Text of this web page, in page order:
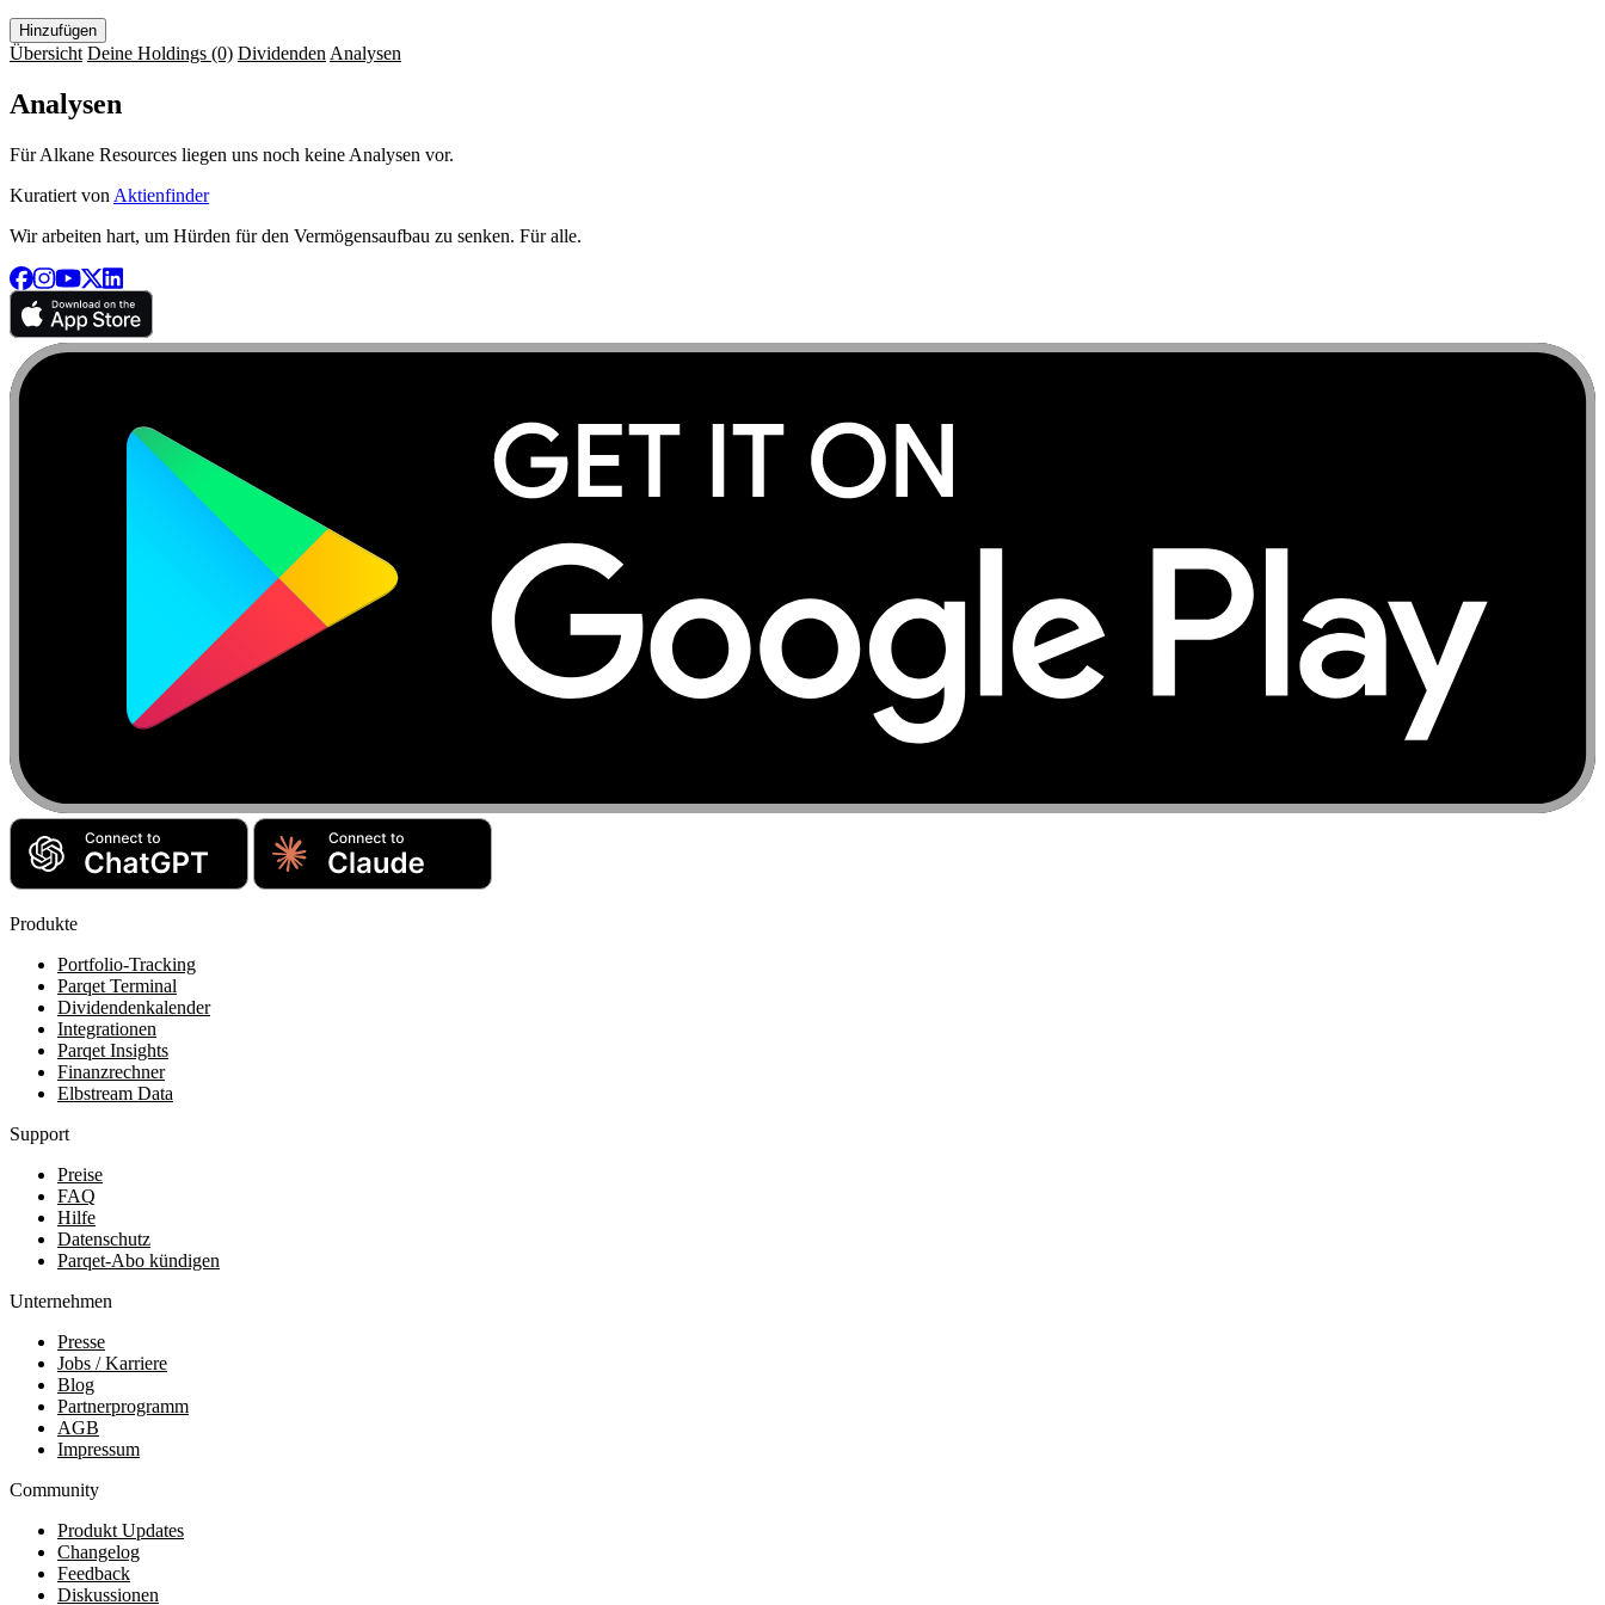
Hinzufügen
Übersicht Deine Holdings (0) Dividenden Analysen
Analysen
Für Alkane Resources liegen uns noch keine Analysen vor.
Kuratiert von Aktienfinder
Wir arbeiten hart, um Hürden für den Vermögensaufbau zu senken. Für alle.
Produkte
Portfolio-Tracking
Parqet Terminal
Dividendenkalender
Integrationen
Parqet Insights
Finanzrechner
Elbstream Data
Support
Preise
FAQ
Hilfe
Datenschutz
Parqet-Abo kündigen
Unternehmen
Presse
Jobs / Karriere
Blog
Partnerprogramm
AGB
Impressum
Community
Produkt Updates
Changelog
Feedback
Diskussionen